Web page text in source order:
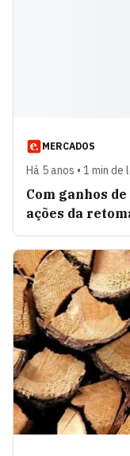
MERCADOS
Há 5 anos • 1 min de
Com ganhos
ações da